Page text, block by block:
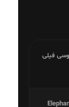
فیلی